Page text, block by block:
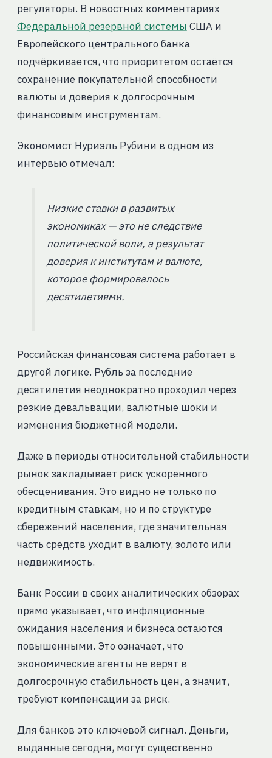
регуляторы. В новостных комментариях
Федеральной резервной системы США и
Европейского центрального банка
подчёркивается, что приоритетом остаётся
сохранение покупательной способности
валюты и доверия к долгосрочным
финансовым инструментам.
Экономист Нуриэль Рубини в одном из
интервью отмечал:
Низкие ставки в развитых
экономиках — это не следствие
политической воли, а результат
доверия к институтам и валюте,
которое формировалось
десятилетиями.
Российская финансовая система работает в
другой логике. Рубль за последние
десятилетия неоднократно проходил через
резкие девальвации, валютные шоки и
изменения бюджетной модели.
Даже в периоды относительной стабильности
рынок закладывает риск ускоренного
обесценивания. Это видно не только по
кредитным ставкам, но и по структуре
сбережений населения, где значительная
часть средств уходит в валюту, золото или
недвижимость.
Банк России в своих аналитических обзорах
прямо указывает, что инфляционные
ожидания населения и бизнеса остаются
повышенными. Это означает, что
экономические агенты не верят в
долгосрочную стабильность цен, а значит,
требуют компенсации за риск.
Для банков это ключевой сигнал. Деньги,
выданные сегодня, могут существенно